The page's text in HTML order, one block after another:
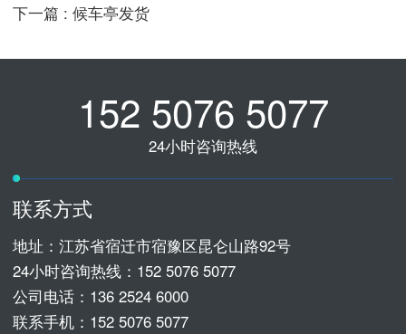
下一篇 : 候车亭发货
152 5076 5077
24小时咨询热线
联系方式
地址：江苏省宿迁市宿豫区昆仑山路92号
24小时咨询热线： 152 5076 5077
公司电话： 136 2524 6000
联系手机： 152 5076 5077